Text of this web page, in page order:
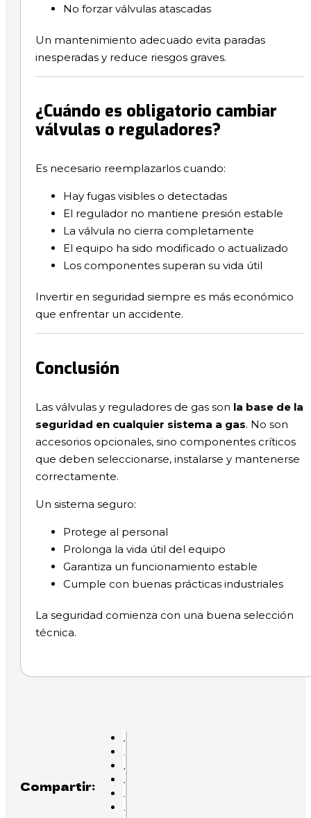
No forzar válvulas atascadas
Un mantenimiento adecuado evita paradas
inesperadas y reduce riesgos graves.
¿Cuándo es obligatorio cambiar
válvulas o reguladores?
Es necesario reemplazarlos cuando:
Hay fugas visibles o detectadas
El regulador no mantiene presión estable
La válvula no cierra completamente
El equipo ha sido modificado o actualizado
Los componentes superan su vida útil
Invertir en seguridad siempre es más económico
que enfrentar un accidente.
Conclusión
Las válvulas y reguladores de gas son la base de la
seguridad en cualquier sistema a gas. No son
accesorios opcionales, sino componentes críticos
que deben seleccionarse, instalarse y mantenerse
correctamente.
Un sistema seguro:
Protege al personal
Prolonga la vida útil del equipo
Garantiza un funcionamiento estable
Cumple con buenas prácticas industriales
La seguridad comienza con una buena selección
técnica.
Compartir: